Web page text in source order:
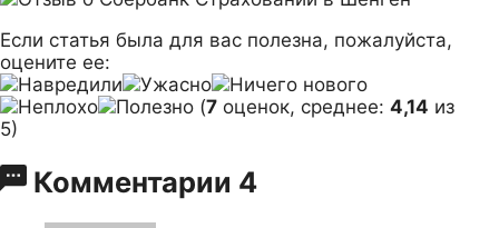
Если статья была для вас полезна, пожалуйста,
оцените ее:
(7 оценок, среднее: 4,14 из
5)
Комментарии 4